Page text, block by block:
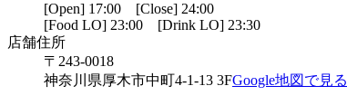
[Open] 17:00 [Close] 24:00
[Food LO] 23:00 [Drink LO] 23:30
店舗住所
〒243-0018
神奈川県厚木市中町4-1-13 3FGoogle地図で見る